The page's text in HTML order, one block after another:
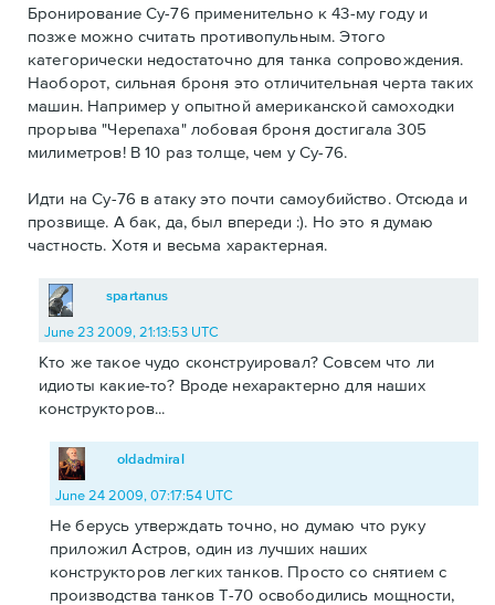
Бронирование Су-76 применительно к 43-му году и
позже можно считать противопульным. Этого
категорически недостаточно для танка сопровождения.
Наоборот, сильная броня это отличительная черта таких
машин. Например у опытной американской самоходки
прорыва "Черепаха" лобовая броня достигала 305
милиметров! В 10 раз толще, чем у Су-76.
Идти на Су-76 в атаку это почти самоубийство. Отсюда и
прозвище. А бак, да, был впереди :). Но это я думаю
частность. Хотя и весьма характерная.
spartanus
June 23 2009, 21:13:53 UTC
Кто же такое чудо сконструировал? Совсем что ли
идиоты какие-то? Вроде нехарактерно для наших
конструкторов...
oldadmiral
June 24 2009, 07:17:54 UTC
Не берусь утверждать точно, но думаю что руку
приложил Астров, один из лучших наших
конструкторов легких танков. Просто со снятием с
производства танков Т-70 освободились мощности,